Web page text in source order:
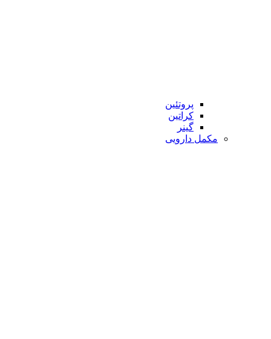
پروتئین
کراتین
گینر
مکمل دارویی